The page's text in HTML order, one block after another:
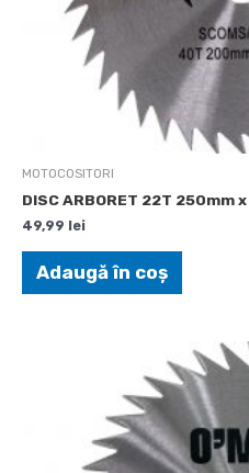
MOTOCOSITORI
DISC ARBORET 22T 250mm x
49,99 lei
Adaugă în coș